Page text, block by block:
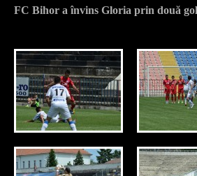
FC Bihor a învins Gloria prin două